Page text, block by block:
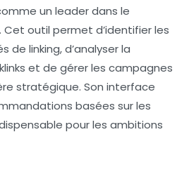
un leader dans le
Cet outil permet d’identifier les
de linking, d’analyser la
et de gérer les campagnes
stratégique. Son interface
basées sur les
pour les ambitions